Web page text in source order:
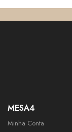
MESA4
Minha Conta